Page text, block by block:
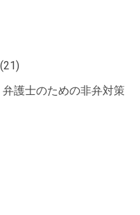
(21)
護士のための非弁対策